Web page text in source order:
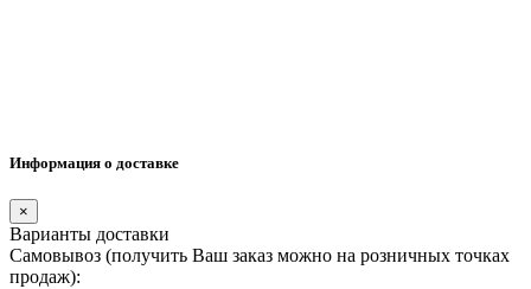
Информация о доставке
×
Варианты доставки
Самовывоз (получить Ваш заказ можно на розничных точках
продаж):